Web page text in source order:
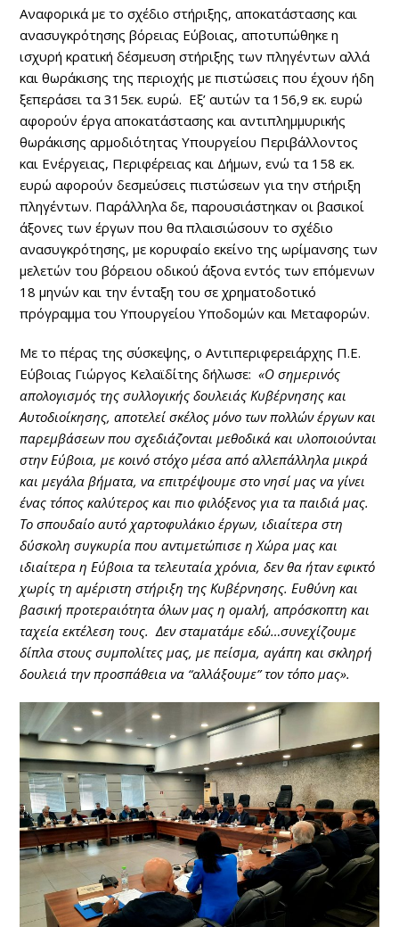
Αναφορικά με το σχέδιο στήριξης, αποκατάστασης και
ανασυγκρότησης βόρειας Εύβοιας, αποτυπώθηκε η
ισχυρή κρατική δέσμευση στήριξης των πληγέντων αλλά
και θωράκισης της περιοχής με πιστώσεις που έχουν ήδη
ξεπεράσει τα 315εκ. ευρώ. Εξ’ αυτών τα 156,9 εκ. ευρώ
αφορούν έργα αποκατάστασης και αντιπλημμυρικής
θωράκισης αρμοδιότητας Υπουργείου Περιβάλλοντος
και Ενέργειας, Περιφέρειας και Δήμων, ενώ τα 158 εκ.
ευρώ αφορούν δεσμεύσεις πιστώσεων για την στήριξη
πληγέντων. Παράλληλα δε, παρουσιάστηκαν οι βασικοί
άξονες των έργων που θα πλαισιώσουν το σχέδιο
ανασυγκρότησης, με κορυφαίο εκείνο της ωρίμανσης των
μελετών του βόρειου οδικού άξονα εντός των επόμενων
18 μηνών και την ένταξη του σε χρηματοδοτικό
πρόγραμμα του Υπουργείου Υποδομών και Μεταφορών.
Με το πέρας της σύσκεψης, ο Αντιπεριφερειάρχης Π.Ε.
Εύβοιας Γιώργος Κελαϊδίτης δήλωσε:«Ο σημερινός
απολογισμός της συλλογικής δουλειάς Κυβέρνησης και
Αυτοδιοίκησης, αποτελεί σκέλος μόνο των πολλών έργων και
παρεμβάσεων που σχεδιάζονται μεθοδικά και υλοποιούνται
στην Εύβοια, με κοινό στόχο μέσα από αλλεπάλληλα μικρά
και μεγάλα βήματα, να επιτρέψουμε στο νησί μας να γίνει
ένας τόπος καλύτερος και πιο φιλόξενος για τα παιδιά μας.
Το σπουδαίο αυτό χαρτοφυλάκιο έργων, ιδιαίτερα στη
δύσκολη συγκυρία που αντιμετώπισε η Χώρα μας και
ιδιαίτερα η Εύβοια τα τελευταία χρόνια, δεν θα ήταν εφικτό
χωρίς τη αμέριστη στήριξη της Κυβέρνησης. Ευθύνη και
βασική προτεραιότητα όλων μας η ομαλή, απρόσκοπτη και
ταχεία εκτέλεση τους. Δεν σταματάμε εδώ…συνεχίζουμε
δίπλα στους συμπολίτες μας, με πείσμα, αγάπη και σκληρή
δουλειά την προσπάθεια να “αλλάξουμε” τον τόπο μας».